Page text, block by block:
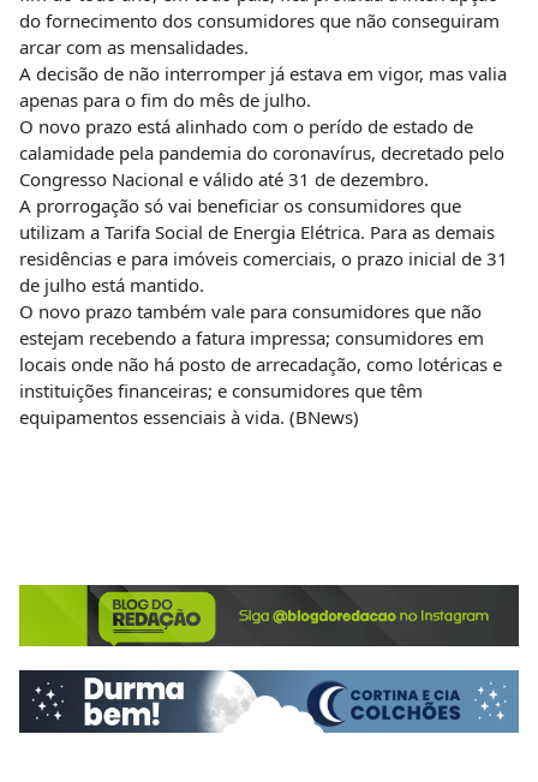
do fornecimento dos consumidores que não conseguiram
arcar com as mensalidades.
A decisão de não interromper já estava em vigor, mas valia
apenas para o fim do mês de julho.
O novo prazo está alinhado com o perído de estado de
calamidade pela pandemia do coronavírus, decretado pelo
Congresso Nacional e válido até 31 de dezembro.
A prorrogação só vai beneficiar os consumidores que
utilizam a Tarifa Social de Energia Elétrica. Para as demais
residências e para imóveis comerciais, o prazo inicial de 31
de julho está mantido.
O novo prazo também vale para consumidores que não
estejam recebendo a fatura impressa; consumidores em
locais onde não há posto de arrecadação, como lotéricas e
instituições financeiras; e consumidores que têm
equipamentos essenciais à vida. (BNews)